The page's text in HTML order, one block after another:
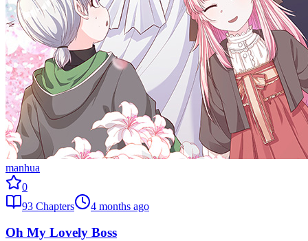
manhua
0
93 Chapters 4 months ago
Oh My Lovely Boss